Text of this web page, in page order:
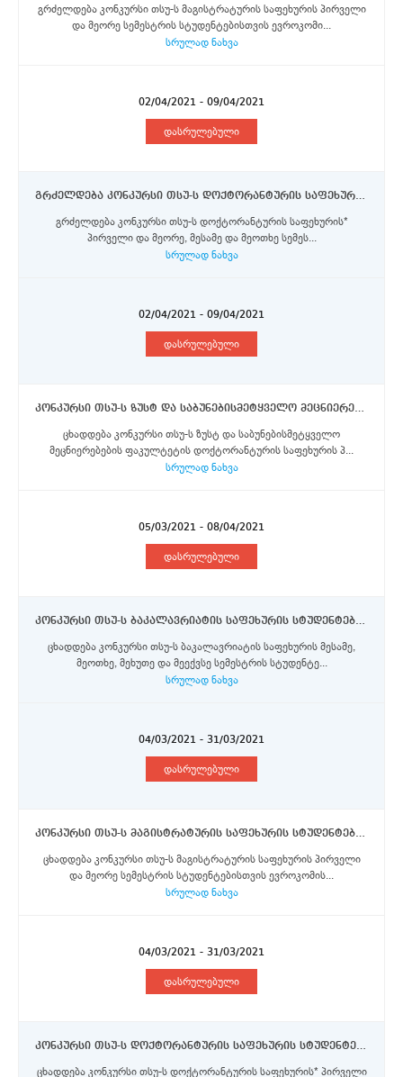
გრძელდება კონკურსი თსუ-ს მაგისტრატურის საფეხურის პირველი
და მეორე სემესტრის სტუდენტებისთვის ევროკომი...
სრულად ნახვა
02/04/2021 - 09/04/2021
დასრულებული
გრძელდება კონკურსი თსუ-ს დოქტორანტურის საფეხურის სტუდენტებისთვის ევროკომისიის მიერ დაფინანსებული ერაზმუს+ პროგრამის სტიპენდიების მოსაპოვებლად
გრძელდება კონკურსი თსუ-ს დოქტორანტურის საფეხურის*
პირველი და მეორე, მესამე და მეოთხე სემეს...
სრულად ნახვა
02/04/2021 - 09/04/2021
დასრულებული
კონკურსი თსუ-ს ზუსტ და საბუნებისმეტყველო მეცნიერებების ფაკულტეტის დოქტორანტურის საფეხურის სტუდენტებისთვის პარიზ-საკლის უნივერსიტეტში ევროკომისიის მიერ დაფინანსებული ერაზმუს+ პროგრამის სტიპენდიების მოსაპოვებლად
ცხადდება კონკურსი თსუ-ს ზუსტ და საბუნებისმეტყველო
მეცნიერებების ფაკულტეტის დოქტორანტურის საფეხურის პ...
სრულად ნახვა
05/03/2021 - 08/04/2021
დასრულებული
კონკურსი თსუ-ს ბაკალავრიატის საფეხურის სტუდენტებისთვის ევროკომისიის მიერ დაფინანსებული ერაზმუს+ პროგრამის სტიპენდიების მოსაპოვებლად
ცხადდება კონკურსი თსუ-ს ბაკალავრიატის საფეხურის მესამე,
მეოთხე, მეხუთე და მეექვსე სემესტრის სტუდენტე...
სრულად ნახვა
04/03/2021 - 31/03/2021
დასრულებული
კონკურსი თსუ-ს მაგისტრატურის საფეხურის სტუდენტებისთვის ევროკომისიის მიერ დაფინანსებული ერაზმუს+ პროგრამის სტიპენდიების მოსაპოვებლად
ცხადდება კონკურსი თსუ-ს მაგისტრატურის საფეხურის პირველი
და მეორე სემესტრის სტუდენტებისთვის ევროკომის...
სრულად ნახვა
04/03/2021 - 31/03/2021
დასრულებული
კონკურსი თსუ-ს დოქტორანტურის საფეხურის სტუდენტებისთვის ევროკომისიის მიერ დაფინანსებული ერაზმუს+ პროგრამის სტიპენდიების მოსაპოვებლად
ცხადდება კონკურსი თსუ-ს დოქტორანტურის საფეხურის* პირველი